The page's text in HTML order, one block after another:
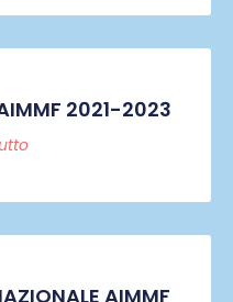
2021-2023
AIMMF